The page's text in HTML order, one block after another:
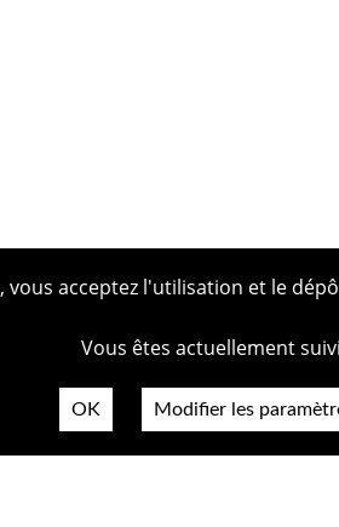
acceptez l'utilisation et le
Vous êtes actuellement
OK Modifier les